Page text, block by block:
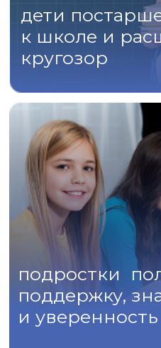
Подробнее
Подробнее
Ранее развитие
интеллекта